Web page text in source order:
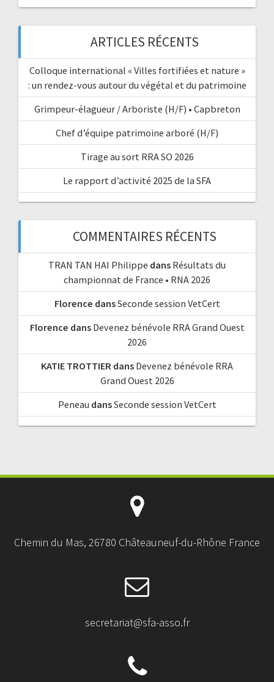
ARTICLES RÉCENTS
Colloque international « Villes fortifiées et nature »
: un rendez-vous autour du végétal et du patrimoine
Grimpeur-élagueur / Arboriste (H/F) • Capbreton
Chef d’équipe patrimoine arboré (H/F)
Tirage au sort RRA SO 2026
Le rapport d’activité 2025 de la SFA
COMMENTAIRES RÉCENTS
TRAN TAN HAI Philippe dans Résultats du
championnat de France • RNA 2026
Florence dansSeconde session VetCert
Florence dans Devenez bénévole RRA Grand Ouest
2026
KATIE TROTTIER dans Devenez bénévole RRA
Grand Ouest 2026
Peneau dansSeconde session VetCert
Chemin du Mas, 26780 Châteauneuf-du-Rhône France
secretariat@sfa-asso.fr